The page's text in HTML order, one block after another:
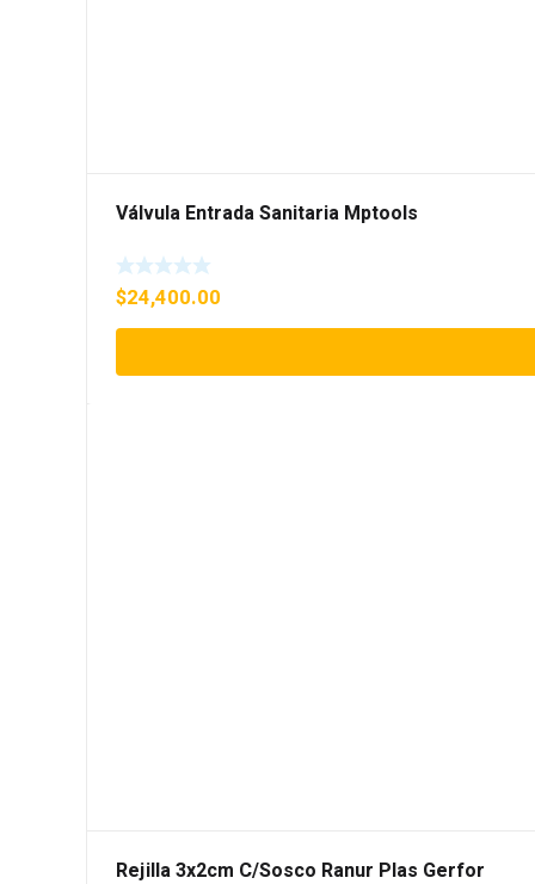
Válvula Entrada Sanitaria Mptools
$24,400.00
Rejilla 3x2cm C/Sosco Ranur Plas Gerfor